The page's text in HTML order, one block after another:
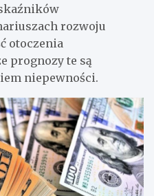
rozwoju
otoczenia
prognozy te są
niepewności.